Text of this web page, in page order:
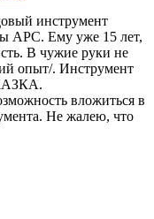
инструмент
АРС. Ему уже 15 лет,
В чужие руки не
опыт/. Инструмент
вложиться в
Не жалею, что